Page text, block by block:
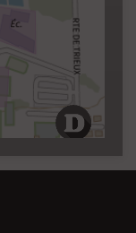
du niveau de